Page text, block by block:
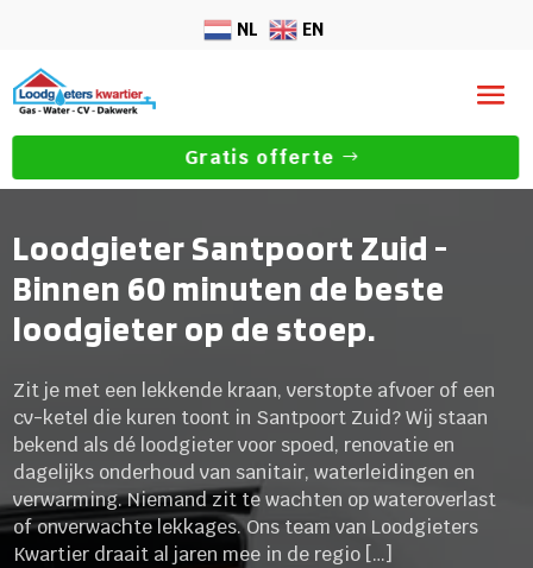
NL EN
Gratis offerte
Loodgieter Santpoort Zuid -
Binnen 60 minuten de beste
loodgieter op de stoep.
Zit je met een lekkende kraan, verstopte afvoer of een
cv-ketel die kuren toont in Santpoort Zuid? Wij staan
bekend als dé loodgieter voor spoed, renovatie en
dagelijks onderhoud van sanitair, waterleidingen en
verwarming. Niemand zit te wachten op wateroverlast
of onverwachte lekkages. Ons team van Loodgieters
Kwartier draait al jaren mee in de regio […]